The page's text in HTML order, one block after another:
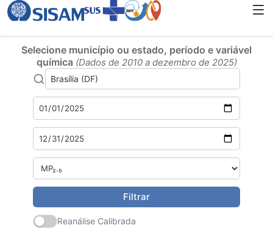
Selecione município ou estado, período e variável
química (Dados de 2010 a dezembro de 2025)
Filtrar
Reanálise Calibrada